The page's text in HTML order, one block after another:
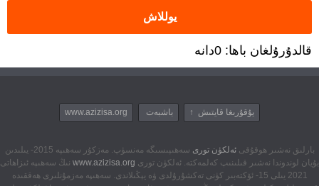
قالدۇرۇلغان باھا: 0دانە
يۇقۇرىغا قايتىش ↑ باشبەت www.azizisa.org
بارلىق نەشىر ھوقۇقىئەلكۈن تورى
سەھىپىسىگە مەنسۈپ. مەزكۇر سەھىپە 2015- يىلىدىن
بۇيان لوندوندا نەشىر قىلىنىپ كەلمەكتە. ئەلكۈن تورى www.azizisa.org نىڭ سەھىپە ئىزاھاتى
2021 يىلى 15- ئۆكتەبىر كۈنى تەكشۇرۇلدى ۋە يېڭىلاندى. سەھىپە مەزمۇنلىرى ھەققىدە